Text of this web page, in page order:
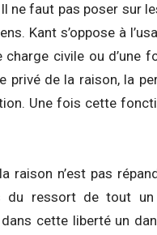
ne faut pas poser sur
Kant s’oppose à
charge civile ou d’une
privé de la raison, la
Une fois cette
raison n’est pas
du ressort de tout
cette liberté un